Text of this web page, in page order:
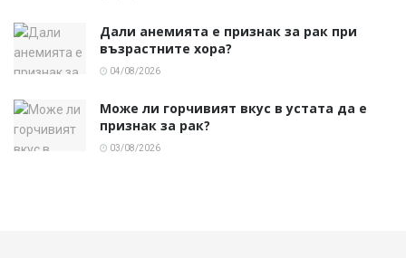
Дали анемията е признак за рак при
възрастните хора?
04/08/2026
Може ли горчивият вкус в устата да е
признак за рак?
03/08/2026